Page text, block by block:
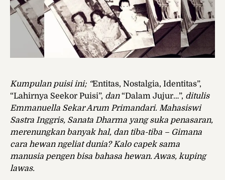
Kumpulan puisi ini; “Entitas, Nostalgia, Identitas”,
“Lahirnya Seekor Puisi”, dan“Dalam Jujur…”, ditulis
Emmanuella Sekar Arum Primandari. Mahasiswi
Sastra Inggris, Sanata Dharma yang suka penasaran,
merenungkan banyak hal, dan tiba-tiba – Gimana
cara hewan ngeliat dunia? Kalo capek sama
manusia pengen bisa bahasa hewan. Awas, kuping
lawas.